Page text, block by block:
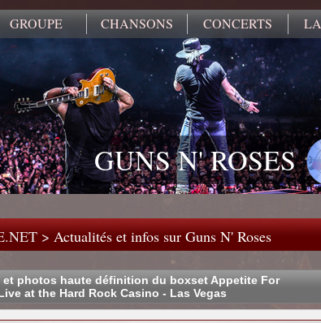
GROUPE CHANSONS CONCERTS
GUNS N' ROSES
> Actualités et infos sur Guns N' Roses
et photos haute définition du boxset Appetite For
at the Hard Rock Casino - Las Vegas